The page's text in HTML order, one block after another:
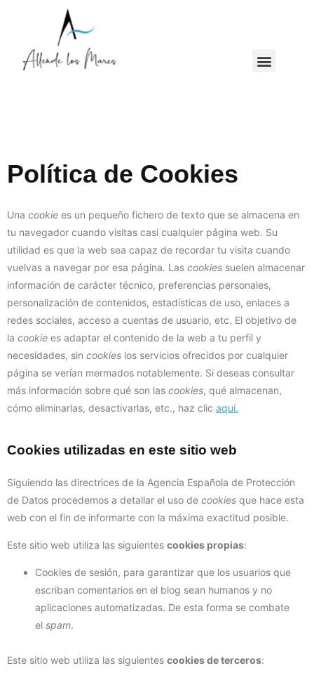
Política de Cookies
Una cookie es un pequeño fichero de texto que se almacena en
tu navegador cuando visitas casi cualquier página web. Su
utilidad es que la web sea capaz de recordar tu visita cuando
vuelvas a navegar por esa página. Las cookies suelen almacenar
información de carácter técnico, preferencias personales,
personalización de contenidos, estadísticas de uso, enlaces a
redes sociales, acceso a cuentas de usuario, etc. El objetivo de
la cookie es adaptar el contenido de la web a tu perfil y
necesidades, sin cookies los servicios ofrecidos por cualquier
página se verían mermados notablemente. Si deseas consultar
más información sobre qué son las cookies, qué almacenan,
cómo eliminarlas, desactivarlas, etc., haz clic aquí.
Cookies utilizadas en este sitio web
Siguiendo las directrices de la Agencia Española de Protección
de Datos procedemos a detallar el uso de cookies que hace esta
web con el fin de informarte con la máxima exactitud posible.
Este sitio web utiliza las siguientes cookies propias:
Cookies de sesión, para garantizar que los usuarios que
escriban comentarios en el blog sean humanos y no
aplicaciones automatizadas. De esta forma se combate
el spam.
Este sitio web utiliza las siguientes cookies de terceros: